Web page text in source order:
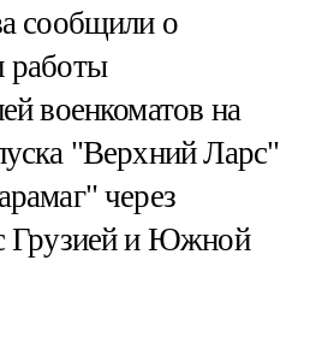
сообщили о
работы
военкоматов на
"Верхний Ларс"
через
Грузией и Южной